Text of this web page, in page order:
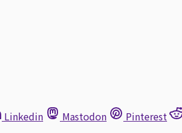
Linkedin Mastodon
Pinterest